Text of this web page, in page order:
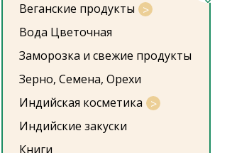
Веганские продукты
Вода Цветочная
Заморозка и свежие продукты
Зерно, Семена, Орехи
Индийская косметика
Индийские закуски
Книги